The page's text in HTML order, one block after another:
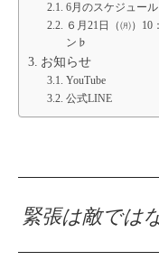
6月のスケジュー
６月21日（㈪）10
ン♭
お知らせ
YouTube
公式LINE
緊張は敵では